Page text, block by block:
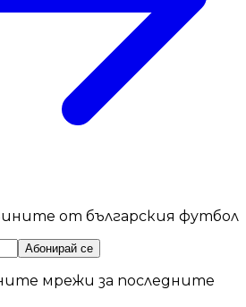
от българския футбол
Абонирай се
мрежи за последните